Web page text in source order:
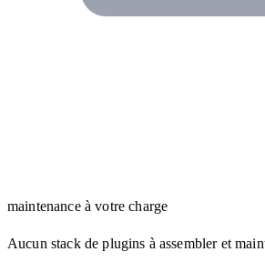
maintenance à votre charge
Aucun stack de plugins à assembler et